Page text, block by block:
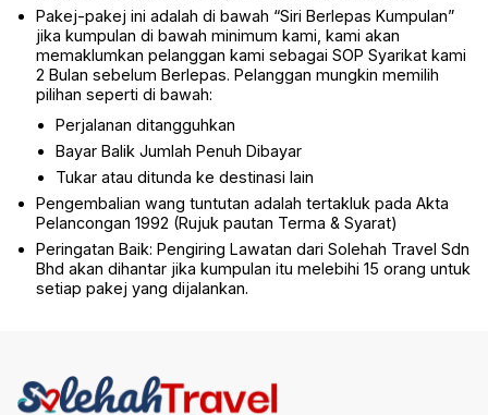
Pakej-pakej ini adalah di bawah “Siri Berlepas Kumpulan”
jika kumpulan di bawah minimum kami, kami akan
memaklumkan pelanggan kami sebagai SOP Syarikat kami
2 Bulan sebelum Berlepas. Pelanggan mungkin memilih
pilihan seperti di bawah:
Perjalanan ditangguhkan
Bayar Balik Jumlah Penuh Dibayar
Tukar atau ditunda ke destinasi lain
Pengembalian wang tuntutan adalah tertakluk pada Akta
Pelancongan 1992 (Rujuk pautan Terma & Syarat)
Peringatan Baik: Pengiring Lawatan dari Solehah Travel Sdn
Bhd akan dihantar jika kumpulan itu melebihi 15 orang untuk
setiap pakej yang dijalankan.